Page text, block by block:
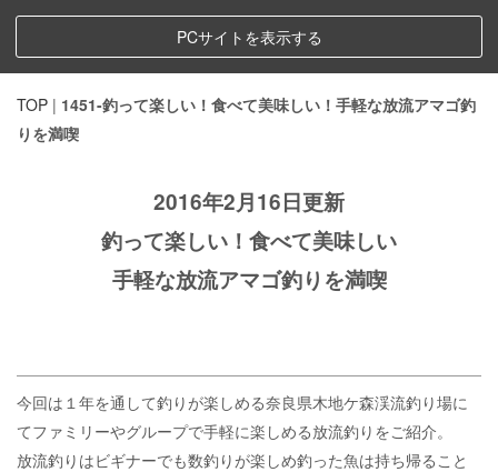
PCサイトを表示する
TOP | 1451-釣って楽しい！食べて美味しい！手軽な放流アマゴ釣
りを満喫
2016年2月16日更新
釣って楽しい！食べて美味しい
手軽な放流アマゴ釣りを満喫
今回は１年を通して釣りが楽しめる奈良県木地ケ森渓流釣り場に
てファミリーやグループで手軽に楽しめる放流釣りをご紹介。
放流釣りはビギナーでも数釣りが楽しめ釣った魚は持ち帰ること